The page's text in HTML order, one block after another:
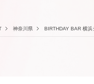
神奈川県 BIRTHDAY BAR 横浜